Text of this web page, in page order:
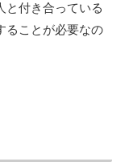
と付き合っている
ることが必要なの